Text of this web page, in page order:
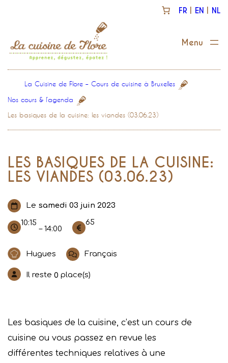
FR EN NL
La Cuisine de Flore – Cours de cuisine à Bruxelles
Nos cours & l’agenda
Les basiques de la cuisine: les viandes (03.06.23)
LES BASIQUES DE LA CUISINE:
LES VIANDES (03.06.23)
Le samedi 03 juin 2023
10:15
– 14:00
65
Hugues Français
Il reste 0 place(s)
Les basiques de la cuisine, c’est un cours de
cuisine ou vous passez en revue les
différentes techniques relatives à une